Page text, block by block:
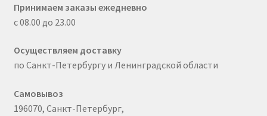
Принимаем заказы ежедневно
с 08.00 до 23.00
Осуществляем доставку
по Санкт-Петербургу и Ленинградской области
Самовывоз
196070, Санкт-Петербург,